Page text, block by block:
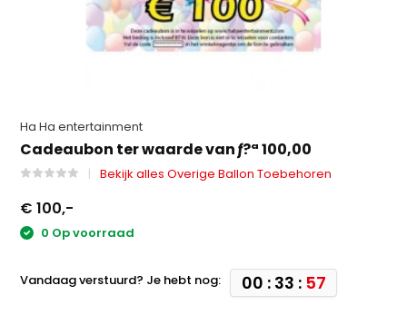
Ha Ha entertainment
Cadeaubon ter waarde van ƒ?ª 100,00
Bekijk alles Overige Ballon Toebehoren
€ 100,-
0 Op voorraad
Vandaag verstuurd? Je hebt nog: 00 : 33 : 57